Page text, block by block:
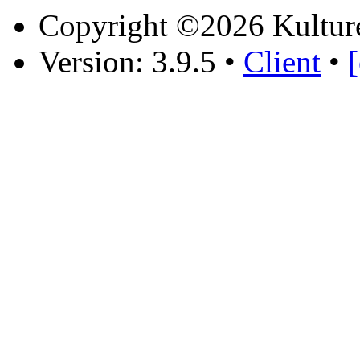
Copyright ©2026
Version: 3.9.5 • Client •